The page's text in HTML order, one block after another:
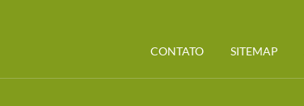
CONTATO SITEMAP